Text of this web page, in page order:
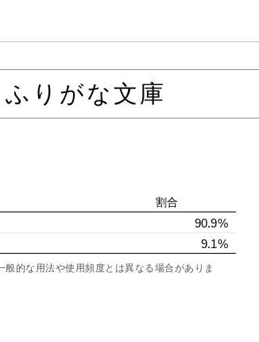
ふりがな文庫
割合
90.9%
9.1%
的な用法や使用頻度とは異なる場合がありま